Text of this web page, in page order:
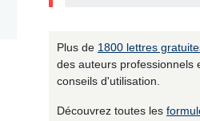
Plus de 1800 lettres
des auteurs professionnels
conseils d'utilisation.
Découvrez toutes les